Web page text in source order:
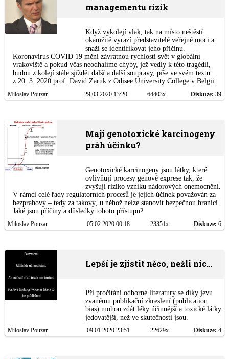
managementu rizik
Když vykolejí vlak, tak na místo neštěstí
okamžitě vyrazí představitelé veřejné moci a
snaží se identifikovat jeho příčinu.
Koronavirus COVID 19 mění závratnou rychlostí svět v globální
vrakoviště a pokud včas neodhalíme chyby, jež vedly k této tragédii,
budou z kolejí stále sjíždět další a další soupravy, píše ve svém textu
z 20. 3. 2020 prof. David Zaruk z Odisee University College v Belgii.
Miloslav Pouzar 29.03.2020 13:20 64403x Diskuze: 39
Mají genotoxické karcinogeny
práh účinku?
Genotoxické karcinogeny jsou látky, které
ovlivňují procesy genové exprese tak, že
zvyšují riziko vzniku nádorových onemocnění.
V rámci celé řady regulatorních procesů je jejich účinek považován za
bezprahový – tedy za takový, u něhož nelze stanovit bezpečnou hranici.
Jaké jsou příčiny a důsledky tohoto přístupu?
Miloslav Pouzar 05.02.2020 00:18 23351x Diskuze: 6
Lepší je zjistit něco, nežli nic…
Při pročítání odborné literatury se díky jevu
zvanému publikační zkreslení (publication
bias) mohou zdát léky účinnější a toxické látky
jedovatější, než ve skutečnosti jsou.
Miloslav Pouzar 09.01.2020 23:51 22629x Diskuze: 4